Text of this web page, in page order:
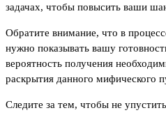
задачах, чтобы повысить ваши
Обратите внимание, что в
нужно показывать вашу
вероятность получения
раскрытия данного мифического
Следите за тем, чтобы не